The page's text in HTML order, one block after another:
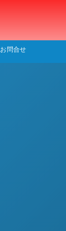
お問合せ